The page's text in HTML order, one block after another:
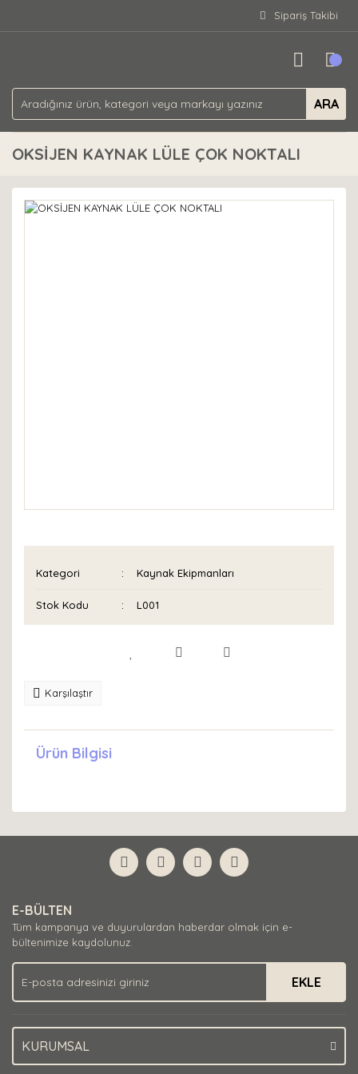
Sipariş Takibi
ARA
OKSİJEN KAYNAK LÜLE ÇOK NOKTALI
Kategori Kaynak Ekipmanları
Stok Kodu L001
Karşılaştır
Ürün Bilgisi
E-BÜLTEN
Tüm kampanya ve duyurulardan haberdar olmak için e-
bültenimize kaydolunuz.
EKLE
KURUMSAL